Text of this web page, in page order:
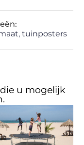
,tuinposters
die u mogelijk